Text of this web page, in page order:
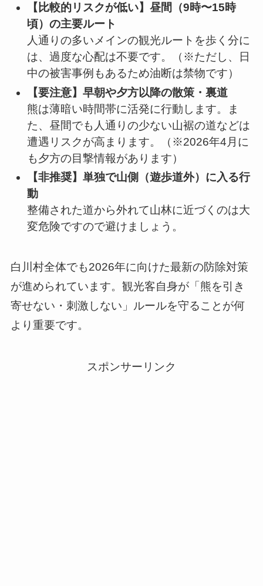
【比較的リスクが低い】昼間（9時〜15時
頃）の主要ルート
人通りの多いメインの観光ルートを歩く分に
は、過度な心配は不要です。（※ただし、日
中の被害事例もあるため油断は禁物です）
【要注意】早朝や夕方以降の散策・裏道
熊は薄暗い時間帯に活発に行動します。ま
た、昼間でも人通りの少ない山裾の道などは
遭遇リスクが高まります。（※2026年4月に
も夕方の目撃情報があります）
【非推奨】単独で山側（遊歩道外）に入る行
動
整備された道から外れて山林に近づくのは大
変危険ですので避けましょう。
白川村全体でも2026年に向けた最新の防除対策
が進められています。観光客自身が「熊を引き
寄せない・刺激しない」ルールを守ることが何
より重要です。
スポンサーリンク